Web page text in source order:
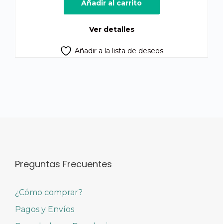
Añadir al carrito
Ver detalles
Añadir a la lista de deseos
Preguntas Frecuentes
¿Cómo comprar?
Pagos y Envíos